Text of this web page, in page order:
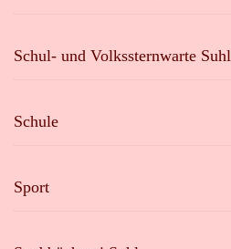
Schul- und Volkssternwarte Suhl
Schule
Sport